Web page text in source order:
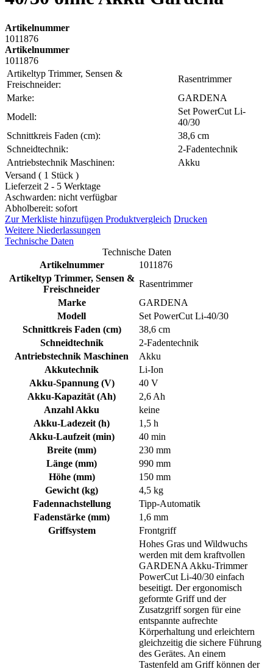
Artikelnummer
1011876
Artikelnummer
1011876
Artikeltyp Trimmer, Sensen &
Freischneider:
Rasentrimmer
Marke:
GARDENA
Modell:
Set PowerCut Li-
40/30
Schnittkreis Faden (cm):
38,6 cm
Schneidtechnik:
2-Fadentechnik
Antriebstechnik Maschinen:
Akku
Versand ( 1 Stück )
Lieferzeit 2 - 5 Werktage
Aschwarden: nicht verfügbar
Abholbereit: sofort
Zur Merkliste hinzufügen Produktvergleich Drucken
Weitere Niederlassungen
Technische Daten
Technische Daten
Artikelnummer
1011876
Artikeltyp Trimmer, Sensen &
Freischneider
Rasentrimmer
Marke
GARDENA
Modell
Set PowerCut Li-40/30
Schnittkreis Faden (cm)
38,6 cm
Schneidtechnik
2-Fadentechnik
Antriebstechnik Maschinen
Akku
Akkutechnik
Li-Ion
Akku-Spannung (V)
40 V
Akku-Kapazität (Ah)
2,6 Ah
Anzahl Akku
keine
Akku-Ladezeit (h)
1,5 h
Akku-Laufzeit (min)
40 min
Breite (mm)
230 mm
Länge (mm)
990 mm
Höhe (mm)
150 mm
Gewicht (kg)
4,5 kg
Fadennachstellung
Tipp-Automatik
Fadenstärke (mm)
1,6 mm
Griffsystem
Frontgriff
Hohes Gras und Wildwuchs
werden mit dem kraftvollen
GARDENA Akku-Trimmer
PowerCut Li-40/30 einfach
beseitigt. Der ergonomisch
geformte Griff und der
Zusatzgriff sorgen für eine
entspannte aufrechte
Körperhaltung und erleichtern
gleichzeitig die sichere Führung
des Gerätes. An einem
Tastenfeld am Griff können der